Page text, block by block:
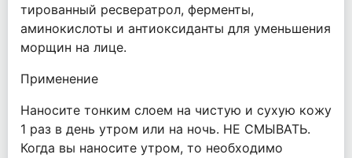
тированный ресвератрол, ферменты,
аминокислоты и антиоксиданты для уменьшения
морщин на лице.
Применение
Наносите тонким слоем на чистую и сухую кожу
1 раз в день утром или на ночь. НЕ СМЫВАТЬ.
Когда вы наносите утром, то необходимо